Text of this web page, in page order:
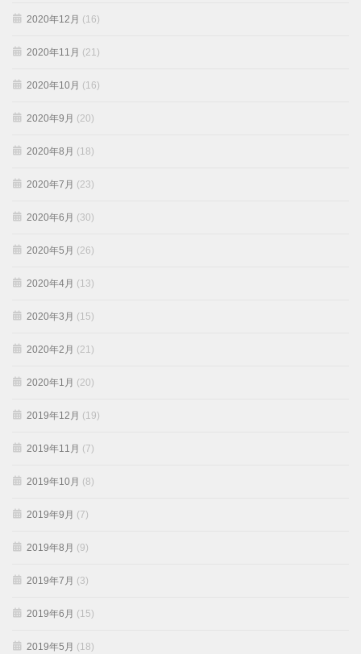
2020年12月 (16)
2020年11月 (21)
2020年10月 (16)
2020年9月 (20)
2020年8月 (18)
2020年7月 (23)
2020年6月 (30)
2020年5月 (26)
2020年4月 (13)
2020年3月 (15)
2020年2月 (21)
2020年1月 (20)
2019年12月 (19)
2019年11月 (7)
2019年10月 (8)
2019年9月 (7)
2019年8月 (9)
2019年7月 (3)
2019年6月 (15)
2019年5月 (18)